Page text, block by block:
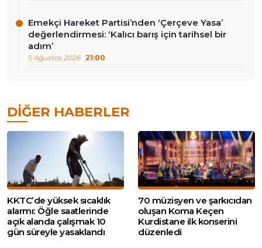
Emekçi Hareket Partisi’nden ‘Çerçeve Yasa’
değerlendirmesi: ‘Kalıcı barış için tarihsel bir
adım’
5 Ağustos 2026 21:00
DIĞER HABERLER
KKTC’de yüksek sıcaklık
alarmı: Öğle saatlerinde
açık alanda çalışmak 10
gün süreyle yasaklandı
70 müzisyen ve şarkıcıdan
oluşan Koma Keçen
Kurdistane ilk konserini
düzenledi